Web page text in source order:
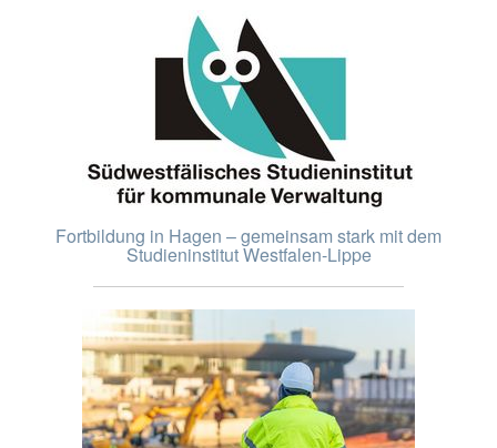
Fortbildung in Hagen – gemeinsam stark mit dem
Studieninstitut Westfalen-Lippe